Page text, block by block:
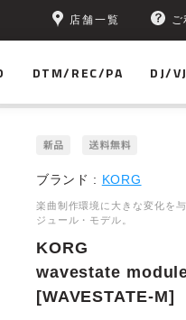
店舗一覧
DTM/REC/PA DJ/VJ
[WAVESTATE-M]
ブランド : KORG
楽曲制作環境に大きな変化を
ジュール・モデル。
KORG
wavestate
[WAVESTATE-M]